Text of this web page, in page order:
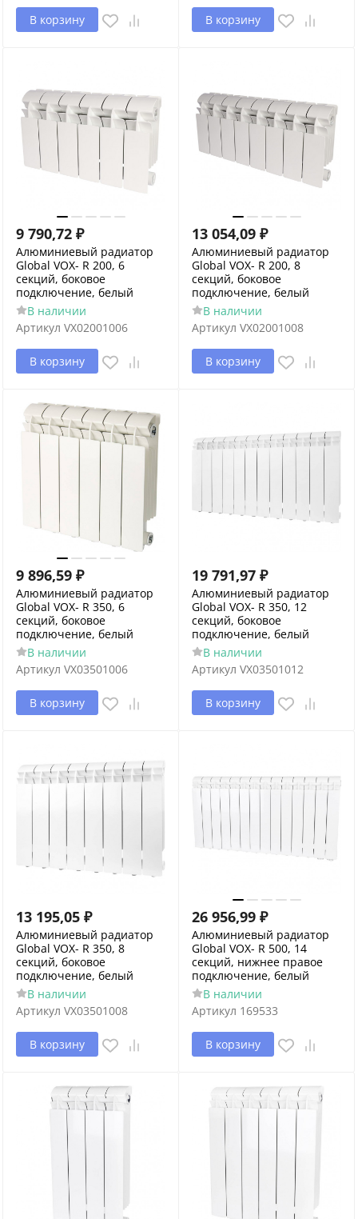
В корзину В корзину
9 790,72 ₽
Алюминиевый радиатор
Global VOX- R 200, 6
секций, боковое
подключение, белый
В наличии
Артикул VX02001006
В корзину
13 054,09 ₽
Алюминиевый радиатор
Global VOX- R 200, 8
секций, боковое
подключение, белый
В наличии
Артикул VX02001008
В корзину
9 896,59 ₽
Алюминиевый радиатор
Global VOX- R 350, 6
секций, боковое
подключение, белый
В наличии
Артикул VX03501006
В корзину
19 791,97 ₽
Алюминиевый радиатор
Global VOX- R 350, 12
секций, боковое
подключение, белый
В наличии
Артикул VX03501012
В корзину
13 195,05 ₽
Алюминиевый радиатор
Global VOX- R 350, 8
секций, боковое
подключение, белый
В наличии
Артикул VX03501008
В корзину
26 956,99 ₽
Алюминиевый радиатор
Global VOX- R 500, 14
секций, нижнее правое
подключение, белый
В наличии
Артикул 169533
В корзину